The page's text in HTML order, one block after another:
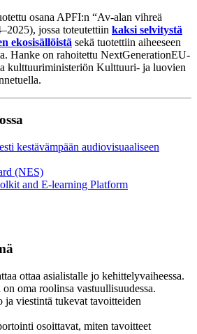
osana APFI:n “Av-alan vihreä
jossa toteutettiin kaksi selvitystä
ekosisällöistä sekä tuotettiin aiheeseen
Hanke on rahoitettu NextGenerationEU-
kulttuuriministeriön Kulttuuri- ja luovien
kestävämpään audiovisuaaliseen
(NES)
and E-learning Platform
ottaa asialistalle jo kehittelyvaiheessa.
on oma roolinsa vastuullisuudessa.
ja viestintä tukevat tavoitteiden
osoittavat, miten tavoitteet